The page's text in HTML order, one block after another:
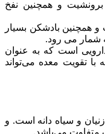
برونشیت و همچنین نفخ
همچنین بادشکن بسیار
شمار می رود.
است که به عنوان
تقویت معده می‌تواند
و سیاه دانه است. و